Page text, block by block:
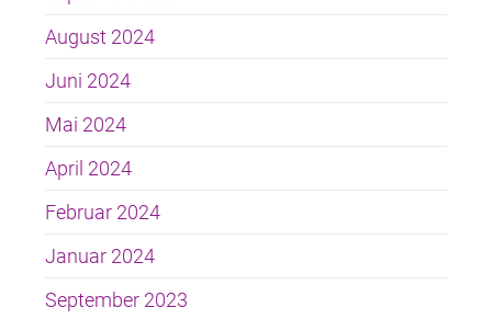
August 2024
Juni 2024
Mai 2024
April 2024
Februar 2024
Januar 2024
September 2023